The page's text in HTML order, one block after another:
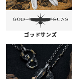
ゴッドサンズ